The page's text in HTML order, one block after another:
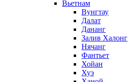
Вьетнам
Вунгтау
Далат
Дананг
Залив Халонг
Нячанг
Фантьет
Хойан
Хуэ